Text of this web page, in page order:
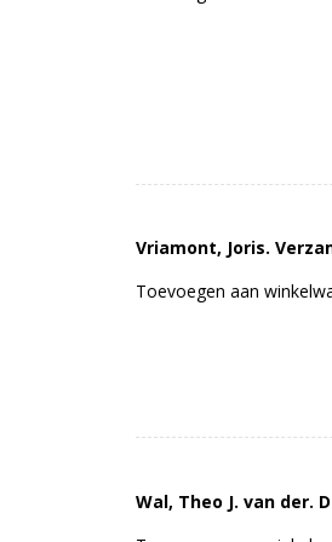
Vriamont, Joris.
Toevoegen aan
Wal, Theo J. van der.